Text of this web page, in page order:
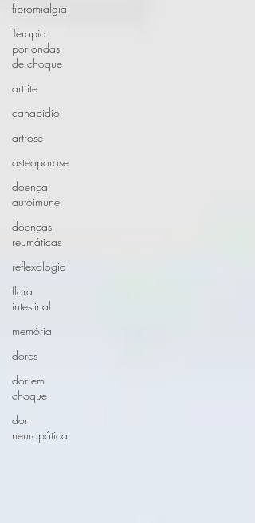
fibromialgia
Terapia
por ondas
de choque
artrite
canabidiol
artrose
osteoporose
doença
autoimune
doenças
reumáticas
reflexologia
flora
intestinal
memória
dores
dor em
choque
dor
neuropática